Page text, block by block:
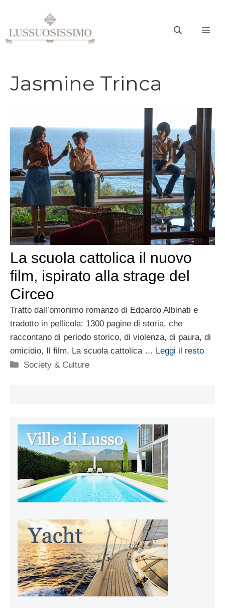
contenuto
Jasmine Trinca
La scuola cattolica il nuovo
film, ispirato alla strage del
Circeo
Tratto dall’omonimo romanzo di Edoardo Albinati e
tradotto in pellicola: 1300 pagine di storia, che
raccontano di periodo storico, di violenza, di paura, di
omicidio, Il film, La scuola cattolica … Leggi il resto
Categorie
Society & Culture